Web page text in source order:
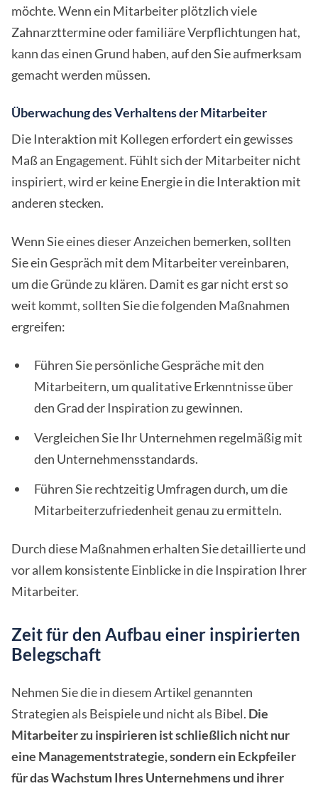
möchte. Wenn ein Mitarbeiter plötzlich viele
Zahnarzttermine oder familiäre Verpflichtungen hat,
kann das einen Grund haben, auf den Sie aufmerksam
gemacht werden müssen.
Überwachung des Verhaltens der Mitarbeiter
Die Interaktion mit Kollegen erfordert ein gewisses
Maß an Engagement. Fühlt sich der Mitarbeiter nicht
inspiriert, wird er keine Energie in die Interaktion mit
anderen stecken.
Wenn Sie eines dieser Anzeichen bemerken, sollten
Sie ein Gespräch mit dem Mitarbeiter vereinbaren,
um die Gründe zu klären. Damit es gar nicht erst so
weit kommt, sollten Sie die folgenden Maßnahmen
ergreifen:
Führen Sie persönliche Gespräche mit den
Mitarbeitern, um qualitative Erkenntnisse über
den Grad der Inspiration zu gewinnen.
Vergleichen Sie Ihr Unternehmen regelmäßig mit
den Unternehmensstandards.
Führen Sie rechtzeitig Umfragen durch, um die
Mitarbeiterzufriedenheit genau zu ermitteln.
Durch diese Maßnahmen erhalten Sie detaillierte und
vor allem konsistente Einblicke in die Inspiration Ihrer
Mitarbeiter.
Zeit für den Aufbau einer inspirierten
Belegschaft
Nehmen Sie die in diesem Artikel genannten
Strategien als Beispiele und nicht als Bibel. Die
Mitarbeiter zu inspirieren ist schließlich nicht nur
eine Managementstrategie, sondern ein Eckpfeiler
für das Wachstum Ihres Unternehmens und ihrer